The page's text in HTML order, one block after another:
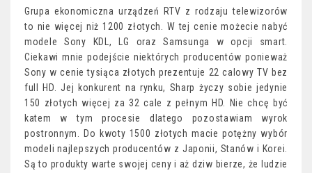
Grupa ekonomiczna urządzeń RTV z rodzaju telewizorów
to nie więcej niż 1200 złotych. W tej cenie możecie nabyć
modele Sony KDL, LG oraz Samsunga w opcji smart.
Ciekawi mnie podejście niektórych producentów ponieważ
Sony w cenie tysiąca złotych prezentuje 22 calowy TV bez
full HD. Jej konkurent na rynku, Sharp życzy sobie jedynie
150 złotych więcej za 32 cale z pełnym HD. Nie chcę być
katem w tym procesie dlatego pozostawiam wyrok
postronnym. Do kwoty 1500 złotych macie potężny wybór
modeli najlepszych producentów z Japonii, Stanów i Korei.
Są to produkty warte swojej ceny i aż dziw bierze, że ludzie